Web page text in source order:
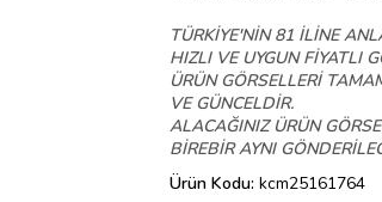
TÜRKİYE'NİN 81 İLİNE
HIZLI VE UYGUN FİYATLI
ÜRÜN GÖRSELLERİ
VE GÜNCELDİR.
ALACAĞINIZ ÜRÜN
BİREBİRAYNI
Ürün Kodu: kcm25161764